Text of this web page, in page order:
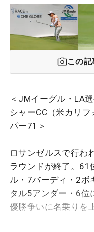
この
＜JMイーグル・
シャーCC（米カリ
パー71＞
ロサンゼルスで行わ
ラウンドが終了。61
ル・7バーディ・2ボ
タル5アンダー・6位
優勝争いに名乗りを